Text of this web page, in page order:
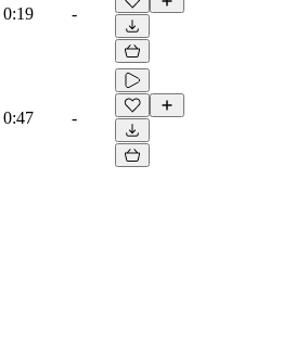
0:19 -
0:47 -